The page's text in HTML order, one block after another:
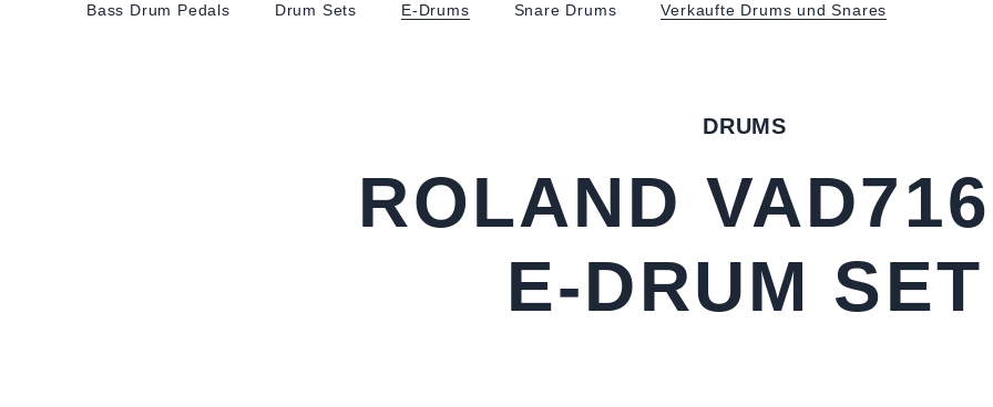
Bass Drum Pedals Drum Sets E-Drums Snare Drums Verkaufte Drums und Snares
DRUMS
ROLAND
E-DRUM SET